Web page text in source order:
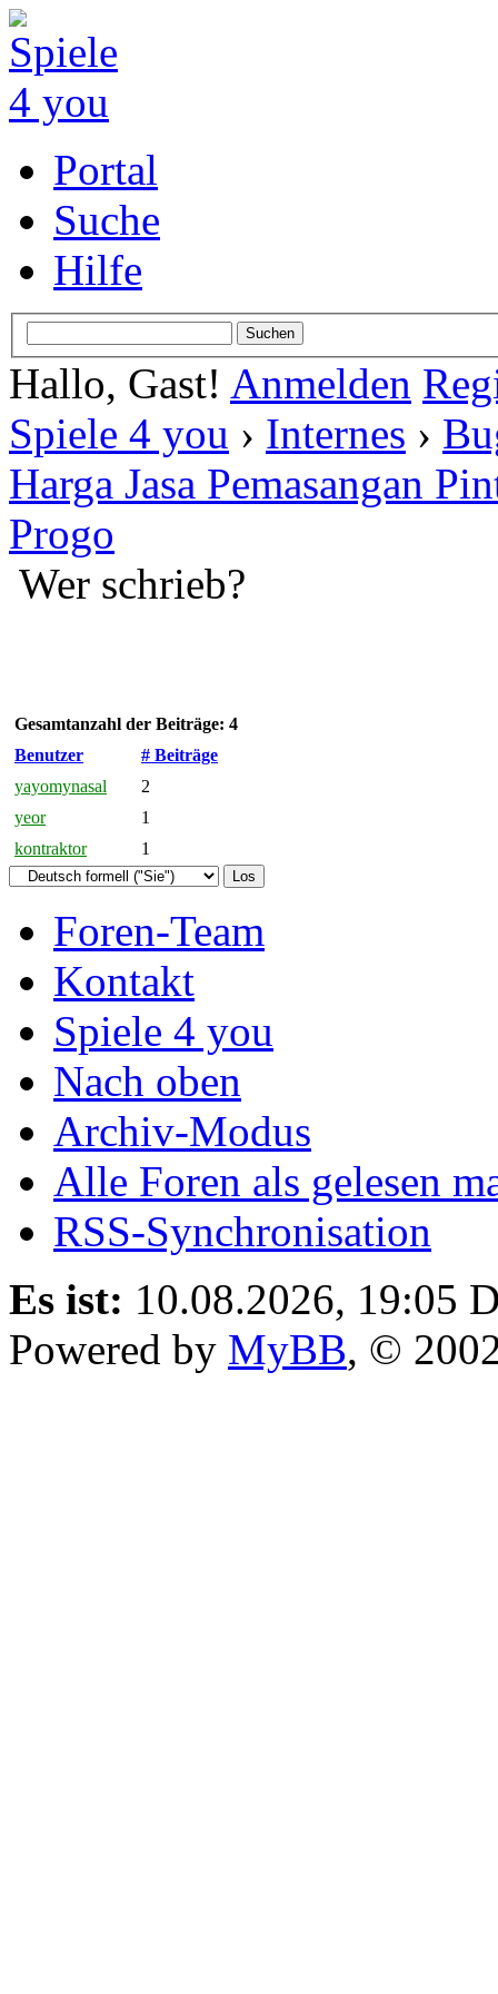
Portal
Suche
Hilfe
Hallo, Gast! Anmelden
Spiele 4 you › Internes ›
Harga Jasa Pemasangan
Progo
Wer schrieb?
Gesamtanzahl der Beiträge: 4
Benutzer
# Beiträge
yayomynasal
2
yeor
1
kontraktor
1
Foren-Team
Kontakt
Spiele 4 you
Nach oben
Archiv-Modus
Alle Foren als gelesen
RSS-Synchronisation
Es ist: 10.08.2026, 19:05
Powered by MyBB, ©